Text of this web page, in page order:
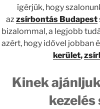
ígérjük, hogy
azzsírbontás Budapest
bizalommal, a legjobb
azért, hogy idővel jobban
kerület,
Kinek